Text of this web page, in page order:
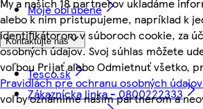
alebo k nim pristupujeme, napríklad k
identifikátorom v súboroch cookie, za
osobných údajov. Svoj súhlas môžete
voľbou Prijať alebo Odmietnuť všetko,
Pravidlách pre ochranu osobných
voľby oznámime našim partnerom a
Moje obľúbené
Kontaktujte nás
Tesco.sk
Zákaznícka linka - 0800222333